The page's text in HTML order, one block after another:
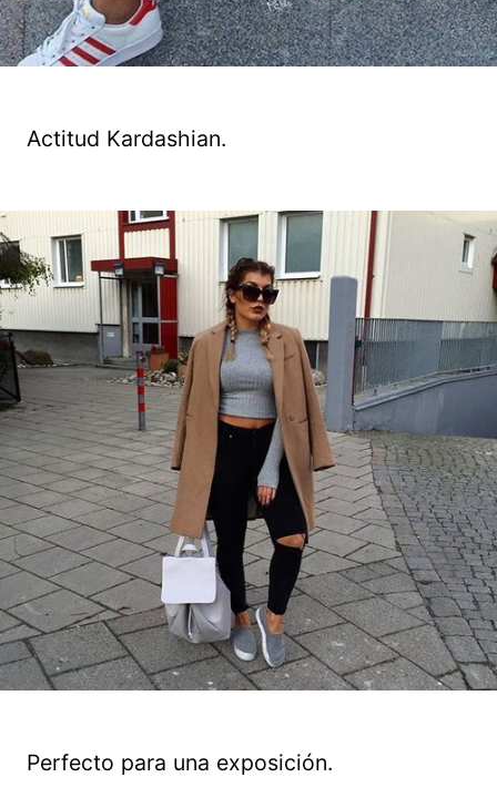
Actitud Kardashian.
Perfecto para una exposición.